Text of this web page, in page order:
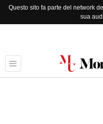
Questo sito fa parte del network del
sua